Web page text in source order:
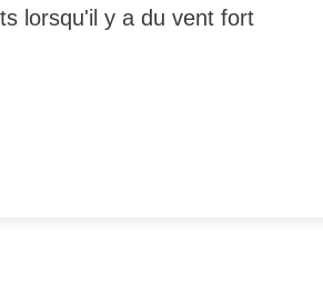
lorsqu'il y a du vent fort